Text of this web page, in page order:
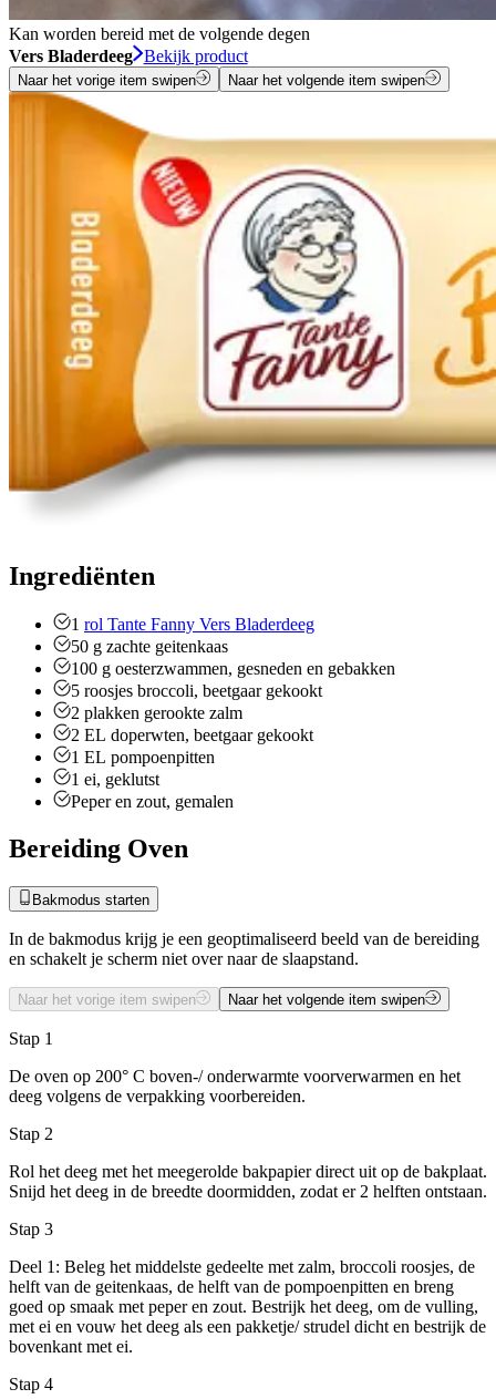
Kan worden bereid met de volgende degen
Vers Bladerdeeg Bekijk product
Naar het vorige item swipen Naar het volgende item swipen
Ingrediënten
1 rol Tante Fanny Vers Bladerdeeg
50 g zachte geitenkaas
100 g oesterzwammen, gesneden en gebakken
5 roosjes broccoli, beetgaar gekookt
2 plakken gerookte zalm
2 EL doperwten, beetgaar gekookt
1 EL pompoenpitten
1 ei, geklutst
Peper en zout, gemalen
Bereiding Oven
Bakmodus starten
In de bakmodus krijg je een geoptimaliseerd beeld van de bereiding
en schakelt je scherm niet over naar de slaapstand.
Naar het vorige item swipen Naar het volgende item swipen
Stap 1
De oven op 200° C boven-/ onderwarmte voorverwarmen en het
deeg volgens de verpakking voorbereiden.
Stap 2
Rol het deeg met het meegerolde bakpapier direct uit op de bakplaat.
Snijd het deeg in de breedte doormidden, zodat er 2 helften ontstaan.
Stap 3
Deel 1: Beleg het middelste gedeelte met zalm, broccoli roosjes, de
helft van de geitenkaas, de helft van de pompoenpitten en breng
goed op smaak met peper en zout. Bestrijk het deeg, om de vulling,
met ei en vouw het deeg als een pakketje/ strudel dicht en bestrijk de
bovenkant met ei.
Stap 4